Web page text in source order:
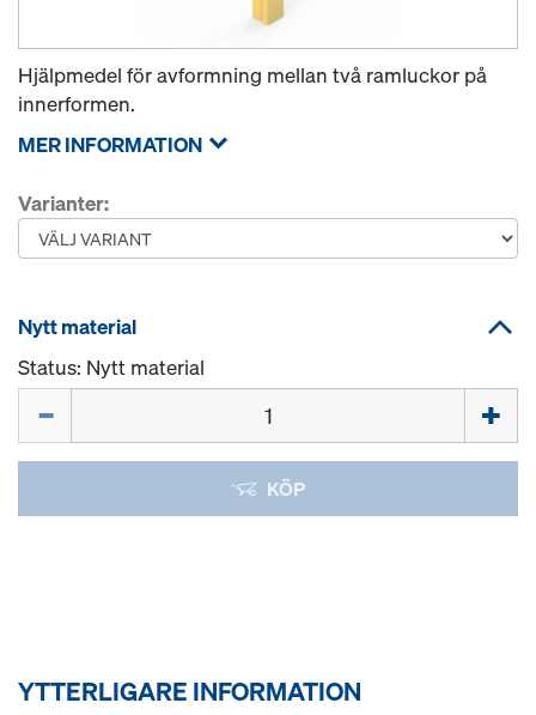
Hjälpmedel för avformning mellan två ramluckor på
innerformen.
MER INFORMATION
Varianter:
Nytt material
Status: Nytt material
KÖP
YTTERLIGARE INFORMATION